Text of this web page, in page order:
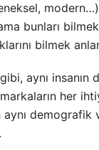
bunları
bilmek
aynı
her
demografik